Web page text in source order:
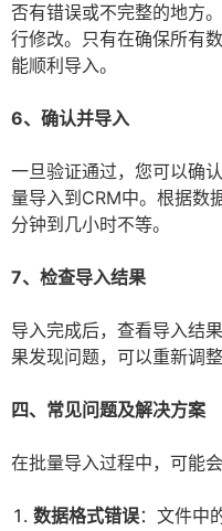
否有错误或不完整的地方
行修改。只有在确保所有
能顺利导入。
6、确认并导入
一旦验证通过，您可以确
量导入到CRM中。根据数
分钟到几小时不等。
7、检查导入结果
导入完成后，查看导入结
果发现问题，可以重新调
四、常见问题及解决方案
在批量导入过程中，可能
数据格式错误：文件中